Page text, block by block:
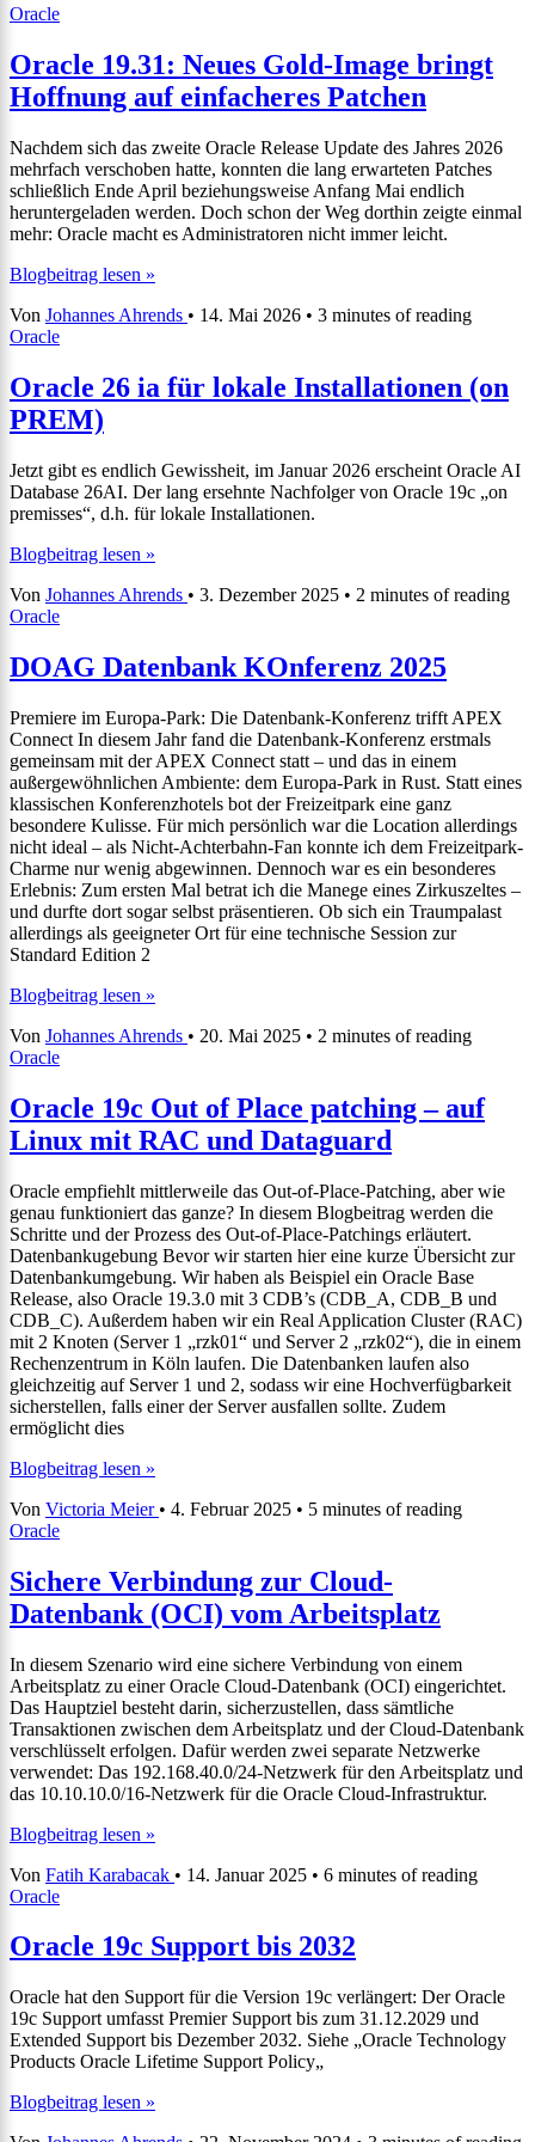
by
category
Oracle
Oracle 19.31: Neues Gold-Image bringt
Hoffnung auf einfacheres Patchen
Nachdem sich das zweite Oracle Release Update des Jahres 2026
mehrfach verschoben hatte, konnten die lang erwarteten Patches
schließlich Ende April beziehungsweise Anfang Mai endlich
heruntergeladen werden. Doch schon der Weg dorthin zeigte einmal
mehr: Oracle macht es Administratoren nicht immer leicht.
Oracle
Neues
Gold-
bringt
Hoffnung
auf
Patchen
Blogbeitrag lesen »
Von Johannes Ahrends • 14. Mai 2026 • 3 minutes of reading
Oracle
Oracle 26 ia für lokale Installationen (on
PREM)
Jetzt gibt es endlich Gewissheit, im Januar 2026 erscheint Oracle AI
Database 26AI. Der lang ersehnte Nachfolger von Oracle 19c „on
premisses“, d.h. für lokale Installationen.
Oracle
ia
für
Installationen
(on
Blogbeitrag lesen »
Von Johannes Ahrends • 3. Dezember 2025 • 2 minutes of reading
Oracle
DOAG Datenbank KOnferenz 2025
Premiere im Europa-Park: Die Datenbank-Konferenz trifft APEX
Connect In diesem Jahr fand die Datenbank-Konferenz erstmals
gemeinsam mit der APEX Connect statt – und das in einem
außergewöhnlichen Ambiente: dem Europa-Park in Rust. Statt eines
klassischen Konferenzhotels bot der Freizeitpark eine ganz
besondere Kulisse. Für mich persönlich war die Location allerdings
nicht ideal – als Nicht-Achterbahn-Fan konnte ich dem Freizeitpark-
Charme nur wenig abgewinnen. Dennoch war es ein besonderes
Erlebnis: Zum ersten Mal betrat ich die Manege eines Zirkuszeltes –
und durfte dort sogar selbst präsentieren. Ob sich ein Traumpalast
allerdings als geeigneter Ort für eine technische Session zur
Standard Edition 2
DOAG
KOnferenz
2025
Blogbeitrag lesen »
Von Johannes Ahrends • 20. Mai 2025 • 2 minutes of reading
Oracle
Oracle 19c Out of Place patching – auf
Linux mit RAC und Dataguard
Oracle empfiehlt mittlerweile das Out-of-Place-Patching, aber wie
genau funktioniert das ganze? In diesem Blogbeitrag werden die
Schritte und der Prozess des Out-of-Place-Patchings erläutert.
Datenbankugebung Bevor wir starten hier eine kurze Übersicht zur
Datenbankumgebung. Wir haben als Beispiel ein Oracle Base
Release, also Oracle 19.3.0 mit 3 CDB’s (CDB_A, CDB_B und
CDB_C). Außerdem haben wir ein Real Application Cluster (RAC)
mit 2 Knoten (Server 1 „rzk01“ und Server 2 „rzk02“), die in einem
Rechenzentrum in Köln laufen. Die Datenbanken laufen also
gleichzeitig auf Server 1 und 2, sodass wir eine Hochverfügbarkeit
sicherstellen, falls einer der Server ausfallen sollte. Zudem
ermöglicht dies
Oracle
Out
of
patching
–
auf
mit
RAC
und
Dataguard
Blogbeitrag lesen »
Von Victoria Meier • 4. Februar 2025 • 5 minutes of reading
Oracle
Sichere Verbindung zur Cloud-
Datenbank (OCI) vom Arbeitsplatz
In diesem Szenario wird eine sichere Verbindung von einem
Arbeitsplatz zu einer Oracle Cloud-Datenbank (OCI) eingerichtet.
Das Hauptziel besteht darin, sicherzustellen, dass sämtliche
Transaktionen zwischen dem Arbeitsplatz und der Cloud-Datenbank
verschlüsselt erfolgen. Dafür werden zwei separate Netzwerke
verwendet: Das 192.168.40.0/24-Netzwerk für den Arbeitsplatz und
das 10.10.10.0/16-Netzwerk für die Oracle Cloud-Infrastruktur.
Sichere
zur
Cloud-
(OCI)
vom
Blogbeitrag lesen »
Von Fatih Karabacak • 14. Januar 2025 • 6 minutes of reading
Oracle
Oracle 19c Support bis 2032
Oracle hat den Support für die Version 19c verlängert: Der Oracle
19c Support umfasst Premier Support bis zum 31.12.2029 und
Extended Support bis Dezember 2032. Siehe „Oracle Technology
Products Oracle Lifetime Support Policy„
Oracle
Blogbeitrag lesen »